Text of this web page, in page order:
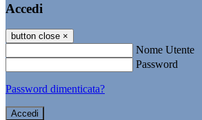
Accedi
button close ×
Nome Utente
Password
Password dimenticata?